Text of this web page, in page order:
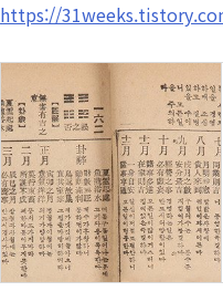
https://